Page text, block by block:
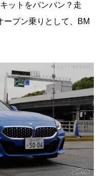
ットをバンバン？走
ープン乗りとして、BM